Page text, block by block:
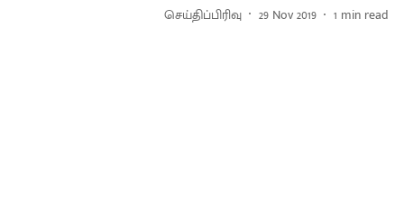
செய்திப்பிரிவு 29 Nov 2019 1 min read